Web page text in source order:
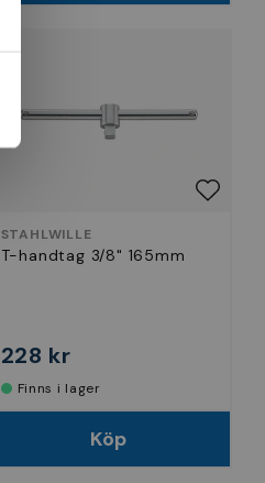
STAHLWILLE
T-handtag 3/8" 165mm
228 kr
Finns i lager
Köp